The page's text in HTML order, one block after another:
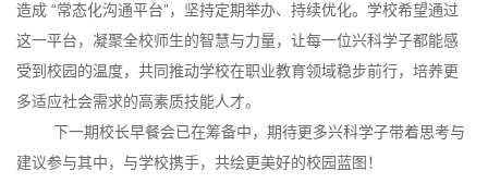
造成 “常态化沟通平台”，坚持定期举办、持续优化。学校希望通过
这一平台，凝聚全校师生的智慧与力量，让每一位兴科学子都能感
受到校园的温度，共同推动学校在职业教育领域稳步前行，培养更
多适应社会需求的高素质技能人才。
下一期校长早餐会已在筹备中，期待更多兴科学子带着思考与
建议参与其中，与学校携手，共绘更美好的校园蓝图！